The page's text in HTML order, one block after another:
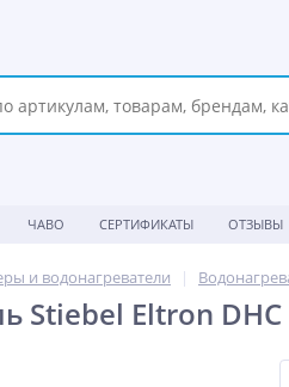
ЧАВО СЕРТИФИКАТЫ ОТЗЫВЫ
и водонагреватели
Stiebel Eltron